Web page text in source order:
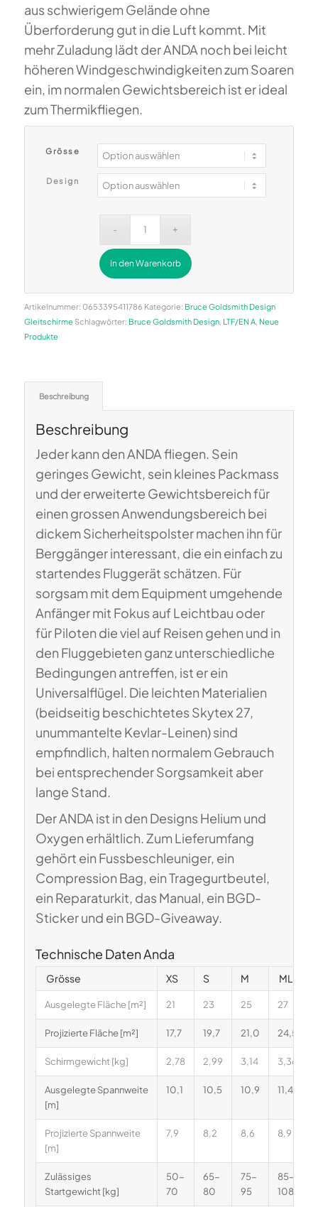
aus schwierigem Gelände ohne
Überforderung gut in die Luft kommt. Mit
mehr Zuladung lädt der ANDA noch bei leicht
höheren Windgeschwindigkeiten zum Soaren
ein, im normalen Gewichtsbereich ist er ideal
zum Thermikfliegen.
Grösse
Design
In den Warenkorb
Artikelnummer: 0653395411786 Kategorie: Bruce Goldsmith Design
Gleitschirme Schlagwörter: Bruce Goldsmith Design, LTF/EN A, Neue
Produkte
Beschreibung
Beschreibung
Jeder kann den ANDA fliegen. Sein
geringes Gewicht, sein kleines Packmass
und der erweiterte Gewichtsbereich für
einen grossen Anwendungsbereich bei
dickem Sicherheitspolster machen ihn für
Berggänger interessant, die ein einfach zu
startendes Fluggerät schätzen. Für
sorgsam mit dem Equipment umgehende
Anfänger mit Fokus auf Leichtbau oder
für Piloten die viel auf Reisen gehen und in
den Fluggebieten ganz unterschiedliche
Bedingungen antreffen, ist er ein
Universalflügel. Die leichten Materialien
(beidseitig beschichtetes Skytex 27,
unummantelte Kevlar-Leinen) sind
empfindlich, halten normalem Gebrauch
bei entsprechender Sorgsamkeit aber
lange Stand.
Der ANDA ist in den Designs Helium und
Oxygen erhältlich. Zum Lieferumfang
gehört ein Fussbeschleuniger, ein
Compression Bag, ein Tragegurtbeutel,
ein Reparaturkit, das Manual, ein BGD-
Sticker und ein BGD-Giveaway.
Technische Daten Anda
Grösse XS S M ML
Ausgelegte Fläche [m²] 21 23 25 27
Projizierte Fläche [m²] 17,7 19,7 21,0 24,5
Schirmgewicht [kg] 2,78 2,99 3,14 3,36
Ausgelegte Spannweite
[m]
10,1 10,5 10,9 11,4
Projizierte Spannweite
[m]
7,9 8,2 8,6 8,9
Zulässiges
Startgewicht [kg]
50-
70
65-
80
75-
95
85-
108